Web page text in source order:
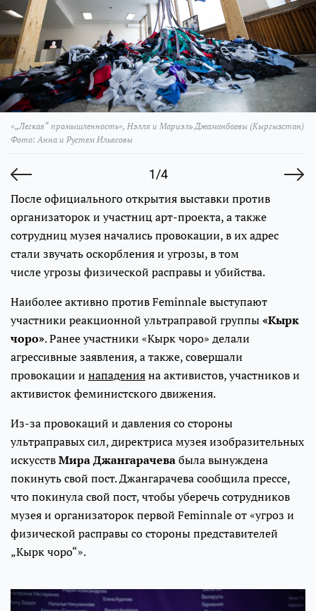
1/4
«„Легкая“ промышленность», Нэлля и Мариэль Джаманбаевы (Кыргызстан)
Фото: Анна и Рустем Ильясовы
После официального открытия выставки против
организаторок и участниц арт-проекта, а также
сотрудниц музея начались провокации, в их адрес
стали звучать оскорбления и угрозы, в том
числе угрозы физической расправы и убийства.
Наиболее активно против Feminnale выступают
участники реакционной ультраправой группы«Кырк
чоро». Ранее участники «Кырк чоро» делали
агрессивные заявления, а также, совершали
провокации и нападенияна активистов, участников и
активисток феминистского движения.
Из-за провокаций и давления со стороны
ультраправых сил, директриса музея изобразительных
искусствМира Джангарачевабыла вынуждена
покинуть свой пост. Джангарачева сообщила прессе,
что покинула свой пост, чтобы уберечь сотрудников
музея и организаторок первой Feminnale от «угроз и
физической расправы со стороны представителей
„Кырк чоро“».